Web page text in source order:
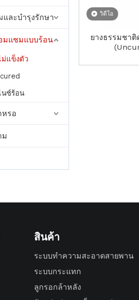
ละบำรุงรักษา
มแซมแบบร้อน
ม่แข็งตัว
นซ์ร้อน
หรอ
ม
วิดีโอ
ยางธรรมชา
สินค้า
ระบบทำความสะอาดสายพาน
ระบบกระแทก
ลูกรอกล้าหลัง